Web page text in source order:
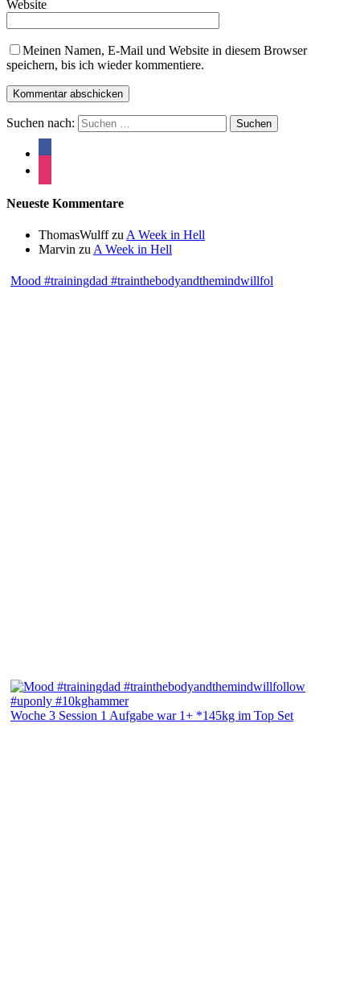
Website
Meinen Namen, E-Mail und Website in diesem Browser
speichern, bis ich wieder kommentiere.
Suchen nach:
Neueste Kommentare
ThomasWulffzu A Week in Hell
Marvin zu A Week in Hell
Mood #trainingdad #trainthebodyandthemindwillfol
Woche 3 Session 1 Aufgabe war 1+ *145kg im Top Set